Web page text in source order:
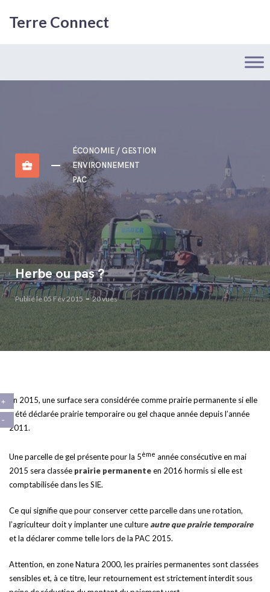
Terre Connect
business_center
ÉCONOMIE / GESTION
ENVIRONNEMENT
PAC
Herbe ou pas ?
Publié le 05 Fév 2015 20 vues
En 2015, une surface sera considérée comme prairie permanente si elle
a été déclarée prairie temporaire ou gel chaque année depuis l’année
2011.
Une parcelle de gel présente pour la 5ème année consécutive en mai
2015 sera classée prairie permanenteen 2016 hormis si elle est
comptabilisée dans les SIE.
Ce qui signifie que pour conserver cette parcelle dans une rotation,
l’agriculteur doit y implanter une cultureautre que prairie temporaire
et la déclarer comme telle lors de la PAC 2015.
Attention, en zone Natura 2000, les prairies permanentes sont classées
sensibles et, à ce titre, leur retournement est strictement interdit sous